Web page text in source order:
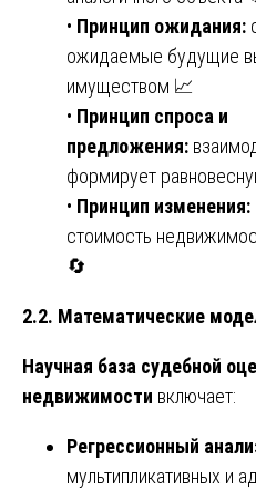
• Принцип ожидания:
ожидаемые будущие
имуществом 📈
• Принцип спроса и
предложения:
формирует
• Принцип изменения:
стоимость
🔄
2.2. Математические
Научная база судебной
недвижимости включает:
Регрессионный
мультипликативных и